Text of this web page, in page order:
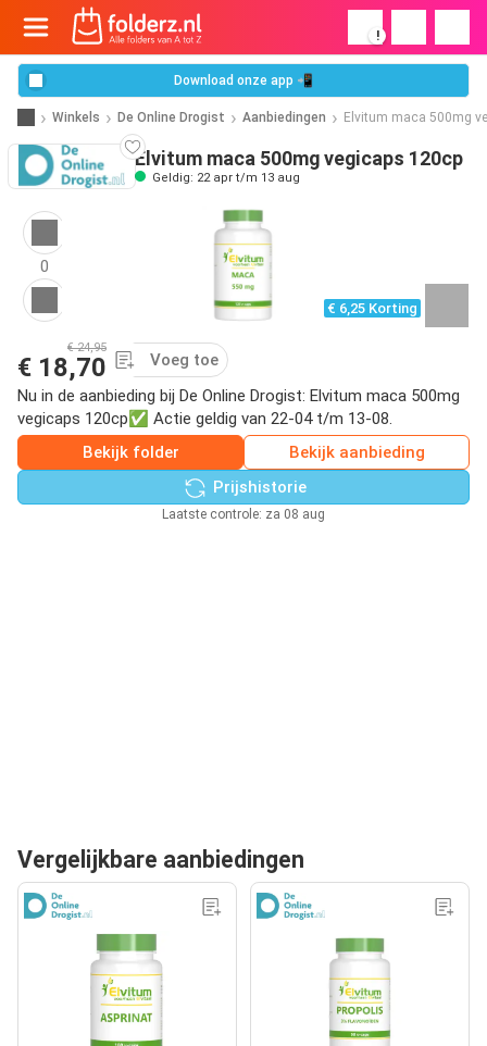
!
Download onze app 📲
Winkels De Online Drogist Aanbiedingen Elvitum maca 500mg
Elvitum maca 500mg vegicaps 120cp
Geldig: 22 apr t/m 13 aug
0
€ 6,25 Korting
€ 24,95
€ 18,70
Voeg toe
Nu in de aanbieding bij De Online Drogist: Elvitum maca 500mg
vegicaps 120cp✅ Actie geldig van 22-04 t/m 13-08.
Bekijk folder
Bekijk aanbieding
Prijshistorie
Laatste controle: za 08 aug
Vergelijkbare aanbiedingen